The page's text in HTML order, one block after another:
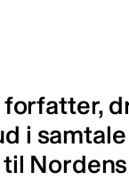
i
til